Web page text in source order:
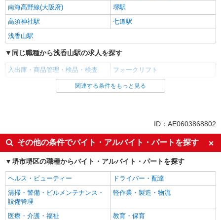
南海高野線(大阪府)
堺駅
高須神社駅
七道駅
浅香山駅
同じ職種から浅香山駅の求人を探す
入出庫・商品管理・検品・検査 フォークリフト
同じ雇用形態から浅香山駅の求人を探す
入社日応相談
即日勤務OK
履歴書不要
Web面接OK
職場見学OKまたは説明会あり
経験者・有資格者歓迎
フリーター歓迎
学歴不問
ブランクOK
ミドル（40代～）活躍中
エルダー（50代～）活躍中
週払い
関連する条件をもっと見る
ID：AE0603868802
その他の条件でバイト・アルバイト・パートを探す
堺市堺区の職種からバイト・アルバイト・パートを探す
ヘルス・ビューティー
ドライバー・配達
清掃・警備・ビルメンテナンス・
設備管理
軽作業・製造・物流
医療・介護・福祉 教育・保育